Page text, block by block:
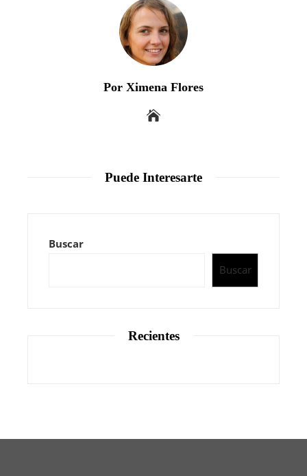
Por Ximena Flores
Puede Interesarte
Buscar
Buscar
Recientes